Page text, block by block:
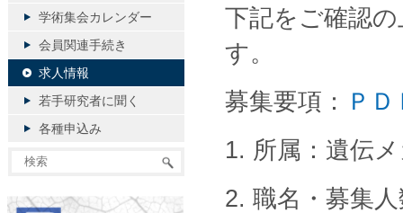
下記をご確認
す。
募集要項：
ＰＤ
1. 所属：遺伝
2. 職名・募集
学術集会カレンダー
会員関連手続き
求人情報
若手研究者に聞く
各種申込み